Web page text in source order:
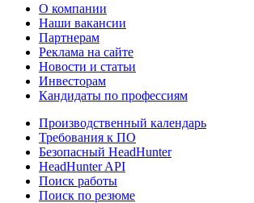
О компании
Наши вакансии
Партнерам
Реклама на сайте
Новости и статьи
Инвесторам
Кандидаты по профессиям
Производственный календарь
Требования к ПО
Безопасный HeadHunter
HeadHunter API
Поиск работы
Поиск по резюме